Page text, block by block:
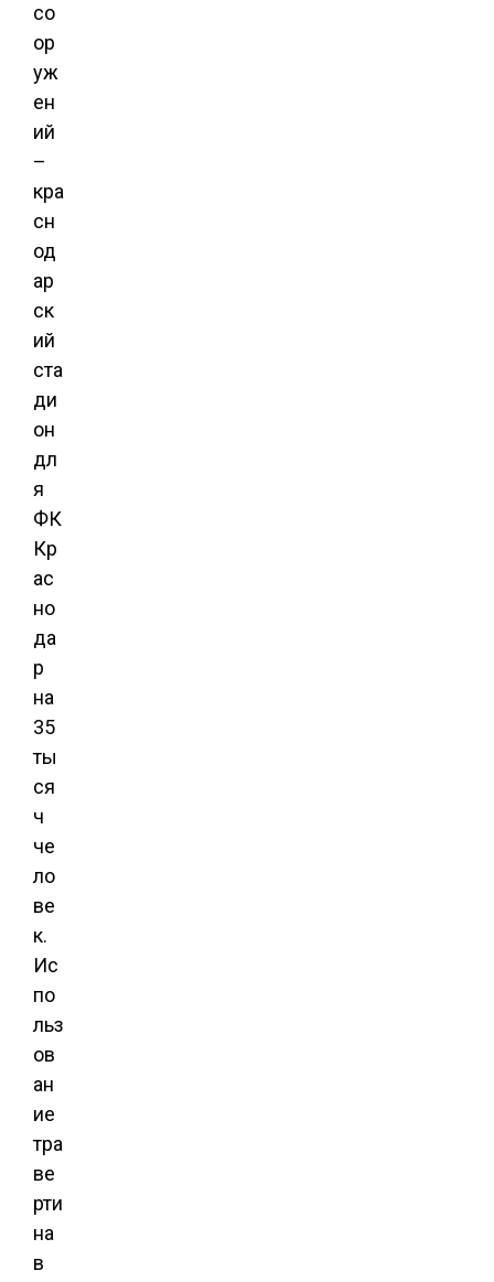
со
ор
уж
ен
ий
–
кра
сн
од
ар
ск
ий
ста
ди
он
дл
я
ФК
Кр
ас
но
да
р
на
35
ты
ся
ч
че
ло
ве
к.
Ис
по
льз
ов
ан
ие
тра
ве
рти
на
в